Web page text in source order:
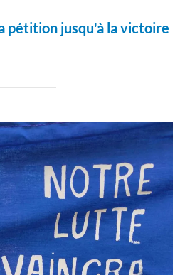
pétition jusqu'à la victoire